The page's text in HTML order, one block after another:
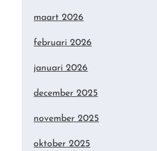
maart 2026
februari 2026
januari 2026
december 2025
november 2025
oktober 2025